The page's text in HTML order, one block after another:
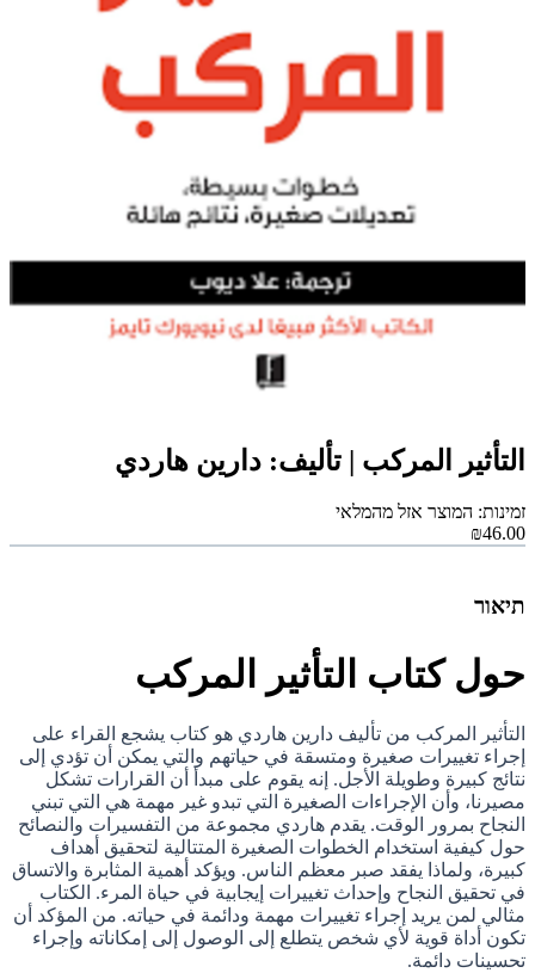
التأثير المركب | تأليف: دارين هاردي
זמינות: המוצר אזל מהמלאי
₪46.00
תיאור
حول كتاب التأثير المركب
التأثير المركب من تأليف دارين هاردي هو كتاب يشجع القراء على
إجراء تغييرات صغيرة ومتسقة في حياتهم والتي يمكن أن تؤدي إلى
نتائج كبيرة وطويلة الأجل. إنه يقوم على مبدأ أن القرارات تشكل
مصيرنا، وأن الإجراءات الصغيرة التي تبدو غير مهمة هي التي تبني
النجاح بمرور الوقت. يقدم هاردي مجموعة من التفسيرات والنصائح
حول كيفية استخدام الخطوات الصغيرة المتتالية لتحقيق أهداف
كبيرة، ولماذا يفقد صبر معظم الناس. ويؤكد أهمية المثابرة والاتساق
في تحقيق النجاح وإحداث تغييرات إيجابية في حياة المرء. الكتاب
مثالي لمن يريد إجراء تغييرات مهمة ودائمة في حياته. من المؤكد أن
تكون أداة قوية لأي شخص يتطلع إلى الوصول إلى إمكاناته وإجراء
تحسينات دائمة.